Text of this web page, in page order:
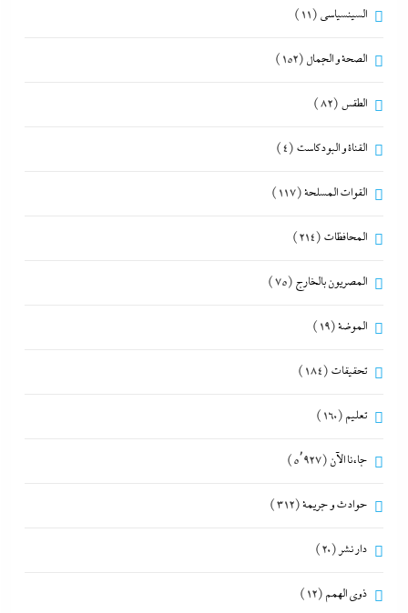
السينسياسي (11)
الصحة و الجمال (152)
الطقس (82)
القناة و البودكاست (4)
القوات المسلحة(117)
المحافظات (214)
المصريون بالخارج (75)
الموضة(19)
تحقيقات (184)
تعليم (160)
جاءنا الآن (5٬927)
حوادث و جريمة(312)
دار نشر (20)
ذوى الهمم (12)